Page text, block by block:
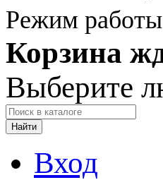
Режим
Корзина
Выберите
Найти
Вход